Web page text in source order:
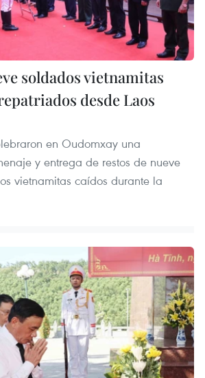
soldados vietnamitas
desde Laos
en Oudomxay una
y entrega de restos de nueve
vietnamitas caídos durante la